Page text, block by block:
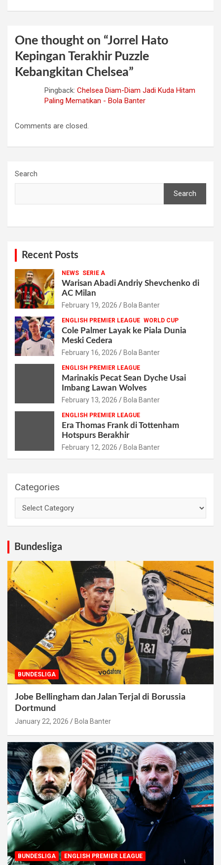
One thought on “Jorrel Hato
Kepingan Terakhir Puzzle
Kebangkitan Chelsea”
Pingback: Chelsea Diam-Diam Jadi Kuda Hitam
Paling Mematikan - Bola Banter
Comments are closed.
Search
Search
Recent Posts
NEWS SERIE A
Warisan Abadi Andriy Shevchenko di
AC Milan
February 19, 2026 Bola Banter
ENGLISH PREMIER LEAGUE WORLD CUP
Cole Palmer Layak ke Piala Dunia
Meski Cedera
February 16, 2026 Bola Banter
ENGLISH PREMIER LEAGUE
Marinakis Pecat Sean Dyche Usai
Imbang Lawan Wolves
February 13, 2026 Bola Banter
ENGLISH PREMIER LEAGUE
Era Thomas Frank di Tottenham
Hotspurs Berakhir
February 12, 2026 Bola Banter
Categories
Bundesliga
BUNDESLIGA
Jobe Bellingham dan Jalan Terjal di Borussia
Dortmund
January 22, 2026 Bola Banter
BUNDESLIGA ENGLISH PREMIER LEAGUE